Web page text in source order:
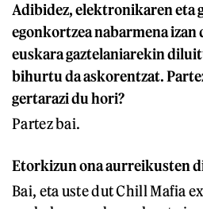
Adibidez, elektronikaren eta
egonkortzea nabarmena izan
euskara gaztelaniarekin
bihurtu da askorentzat.
gertarazi du hori?
Partez bai.
Etorkizun ona aurreikusten
Bai, eta uste dut Chill Mafia